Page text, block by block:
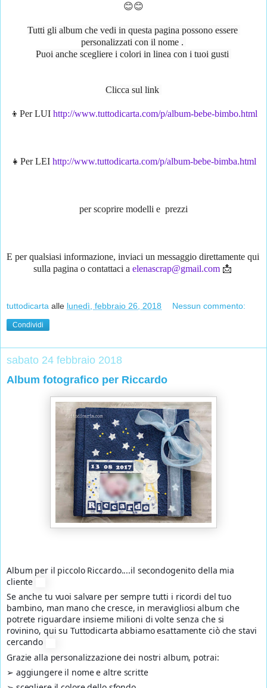
😊😊
Tutti gli album che vedi in questa pagina possono essere
personalizzati con il nome .
Puoi anche scegliere i colori in linea con i tuoi gusti
Clicca sul link
👦Per LUI http://www.tuttodicarta.com/p/album-bebe-bimbo.html
👧Per LEI http://www.tuttodicarta.com/p/album-bebe-bimba.html
per scoprire modelli e  prezzi
E per qualsiasi informazione, inviaci un messaggio direttamente qui
sulla pagina o contattaci a elenascrap@gmail.com 📩
tuttodicarta alle lunedì, febbraio 26, 2018 Nessun commento:
Condividi
sabato 24 febbraio 2018
Album fotografico per Riccardo
Album per il piccolo Riccardo....il secondogenito della mia
cliente
Se anche tu vuoi salvare per sempre tutti i ricordi del tuo
bambino, man mano che cresce, in meravigliosi album che
potrete riguardare insieme milioni di volte senza che si
rovinino, qui su Tuttodicarta abbiamo esattamente ciò che stavi
cercando
Grazie alla personalizzazione dei nostri album, potrai:
➢ aggiungere il nome e altre scritte